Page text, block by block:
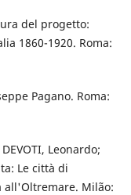
del progetto:
1860-1920. Roma:
Pagano. Roma:
Leonardo;
Le città di
Milão: